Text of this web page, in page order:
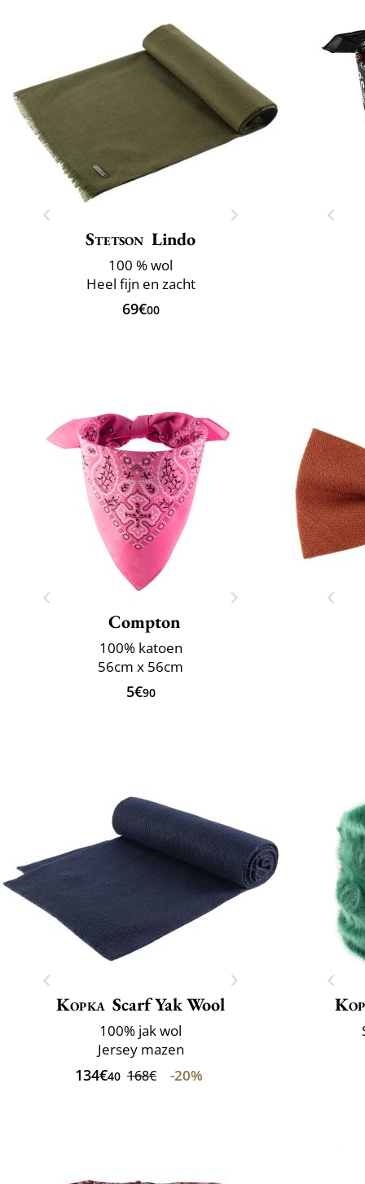
Stetson Lindo
100 % wol
Heel fijn en zacht
69€00
Compton
100% katoen
56cm x 56cm
5€90
Kopka Scarf Yak Wool
100% jak wol
Jersey mazen
134€40 168€ -20%